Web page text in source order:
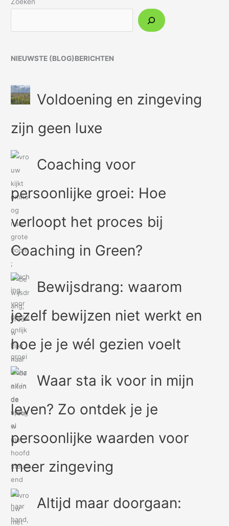
Zoeken
NIEUWSTE (BLOG)BERICHTEN
Voldoening en zingeving
zijn geen luxe
Coaching voor
persoonlijke groei: Hoe
verloopt het proces bij
Coaching in Green?
Bewijsdrang: waarom
jezelf bewijzen niet werkt en
hoe je je wél gezien voelt
Waar sta ik voor in mijn
leven? Zo ontdek je je
persoonlijke waarden voor
meer zingeving
Altijd maar doorgaan: